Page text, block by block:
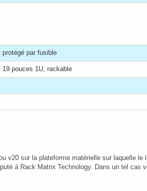
par fusible
pouces 1U, rackable
v20 sur la plateforme matérielle sur laquelle le
à Rack Matrix Technology. Dans un tel cas